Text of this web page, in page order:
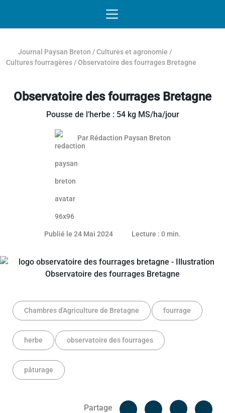
Journal Paysan Breton /Cultures et agronomie /
Cultures fourragères /Observatoire des fourrages Bretagne
Observatoire des fourrages Bretagne
Pousse de l’herbe : 54 kg MS/ha/jour
Par Rédaction Paysan Breton
Publié le 24 Mai 202420 juin 2024Lecture : 0 min.
Chambres d'Agriculture de Bretagne fourrage
herbe observatoire des fourrages
pâturage
Partage
Facebook